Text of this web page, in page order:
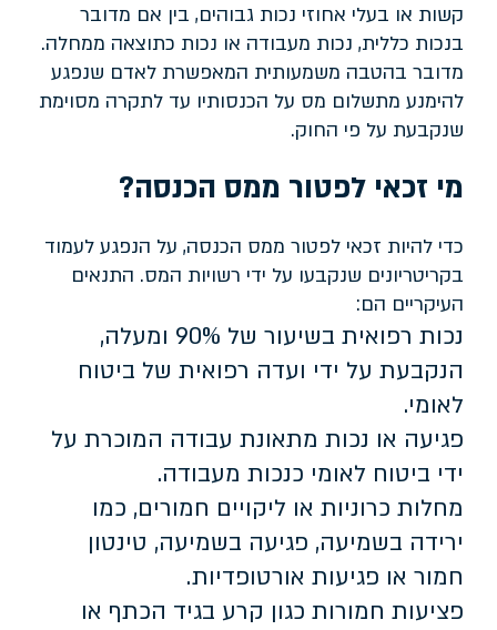
קשות או בעלי אחוזי נכות גבוהים, בין אם מדובר
בנכות כללית, נכות מעבודה או נכות כתוצאה ממחלה.
מדובר בהטבה משמעותית המאפשרת לאדם שנפגע
להימנע מתשלום מס על הכנסותיו עד לתקרה מסוימת
שנקבעת על פי החוק.
מי זכאי לפטור ממס הכנסה?
כדי להיות זכאי לפטור ממס הכנסה, על הנפגע לעמוד
בקריטריונים שנקבעו על ידי רשויות המס. התנאים
העיקריים הם:
נכות רפואית בשיעור של 90% ומעלה,
הנקבעת על ידי ועדה רפואית של ביטוח
לאומי.
פגיעה או נכות מתאונת עבודה המוכרת על
ידי ביטוח לאומי כנכות מעבודה.
מחלות כרוניות או ליקויים חמורים, כמו
ירידה בשמיעה, פגיעה בשמיעה, טינטון
חמור או פגיעות אורטופדיות.
פציעות חמורות כגון קרע בגיד הכתף או